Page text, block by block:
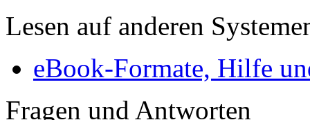
Lesen auf anderen
eBook-Formate, Hilfe
Fragen und Antworten